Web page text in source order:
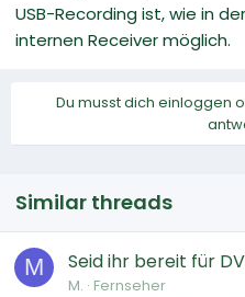
USB-Recording ist, wie in
internen Receiver möglich.
Du musst dich einloggen
Similar threads
M Seid ihr bereit für
M. Fernseher